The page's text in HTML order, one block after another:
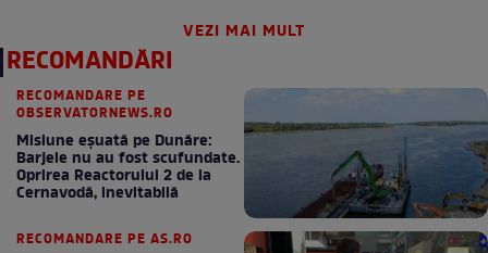
VEZI MAI MULT
RECOMANDĂRI
RECOMANDARE PE
OBSERVATORNEWS.RO
Misiune eșuată pe Dunăre:
Barjele nu au fost scufundate.
Oprirea Reactorului 2 de la
Cernavodă, inevitabilă
RECOMANDARE PE AS.RO